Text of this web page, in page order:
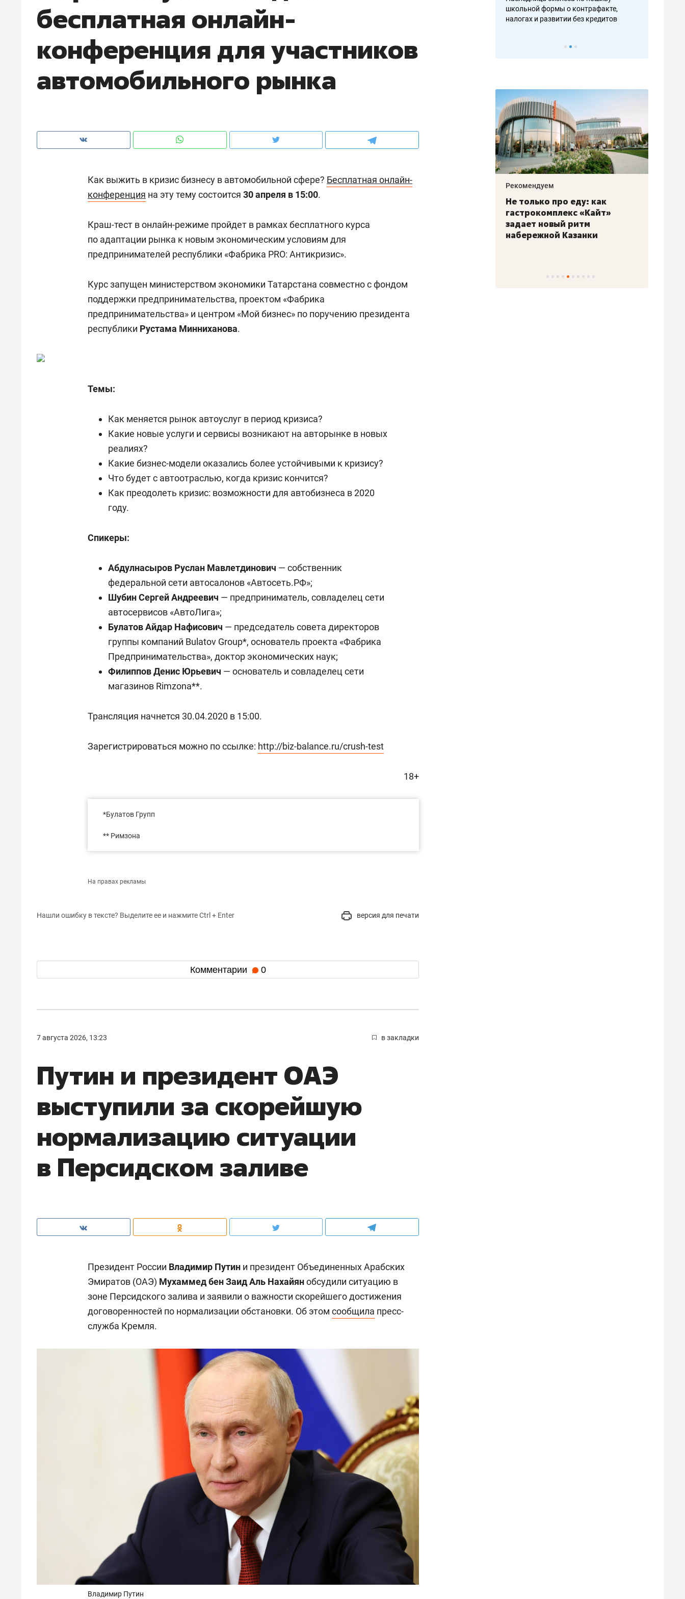
бесплатная онлайн-
конференция для участников
автомобильного рынка
Как выжить в кризис бизнесу в автомобильной сфере? Бесплатная онлайн-
конференция на эту тему состоится 30 апреля в 15:00.
Краш-тест в онлайн-режиме пройдет в рамках бесплатного курса
по адаптации рынка к новым экономическим условиям для
предпринимателей республики «Фабрика PRO: Антикризис».
Курс запущен министерством экономики Татарстана совместно с фондом
поддержки предпринимательства, проектом «Фабрика
предпринимательства» и центром «Мой бизнес» по поручению президента
республики Рустама Минниханова.
Темы:
Как меняется рынок автоуслуг в период кризиса?
Какие новые услуги и сервисы возникают на авторынке в новых
реалиях?
Какие бизнес-модели оказались более устойчивыми к кризису?
Что будет с автоотраслью, когда кризис кончится?
Как преодолеть кризис: возможности для автобизнеса в 2020
году.
Спикеры:
Абдулнасыров Руслан Мавлетдинович — собственник
федеральной сети автосалонов «Автосеть.РФ»;
Шубин Сергей Андреевич — предприниматель, совладелец сети
автосервисов «АвтоЛига»;
Булатов Айдар Нафисович — председатель совета директоров
группы компаний Bulatov Group*, основатель проекта «Фабрика
Предпринимательства», доктор экономических наук;
Филиппов Денис Юрьевич — основатель и совладелец сети
магазинов Rimzona**.
Трансляция начнется 30.04.2020 в 15:00.
Зарегистрироваться можно по ссылке: http://biz-balance.ru/crush-test
18+
*Булатов Групп
** Римзона
На правах рекламы
Нашли ошибку в тексте? Выделите ее и нажмите Ctrl + Enter версия для печати
Комментарии 0
7 августа 2026, 13:23 в закладки
Путин и президент ОАЭ
выступили за скорейшую
нормализацию ситуации
в Персидском заливе
Президент России Владимир Путин и президент Объединенных Арабских
Эмиратов (ОАЭ) Мухаммед бен Заид Аль Нахайянобсудили ситуацию в
зоне Персидского залива и заявили о важности скорейшего достижения
договоренностей по нормализации обстановки. Об этом сообщила пресс-
служба Кремля.
Владимир Путин
рынки, почему надо знать аксакалов и
чем интересен Оман?
школьной формы о контрафакте,
налогах и развитии без кредитов
Рекомендуем
Опыт выживания в дикой
с ментальным и физическим
состоянием как основа
антихрупких команд
Рекомендуем
Мексика, рок-концерт
в Менделеевске прошла
«Гонка Героев»
Рекомендуем
лечит подземные артерии
Рекомендуем
Не только про еду: как
гастрокомплекс «Кайт»
задает новый ритм
набережной Казанки